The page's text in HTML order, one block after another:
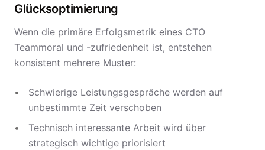
Glücksoptimierung
Wenn die primäre Erfolgsmetrik eines CTO
Teammoral und -zufriedenheit ist, entstehen
konsistent mehrere Muster:
Schwierige Leistungsgespräche werden auf
unbestimmte Zeit verschoben
Technisch interessante Arbeit wird über
strategisch wichtige priorisiert